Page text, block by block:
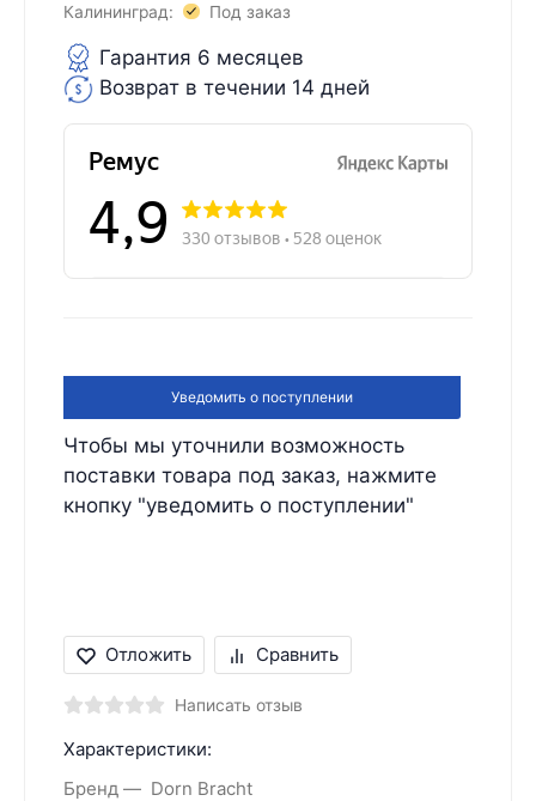
Калининград:
Под заказ
Гарантия 6 месяцев
Возврат в течении 14 дней
Уведомить о поступлении
Чтобы мы уточнили возможность
поставки товара под заказ, нажмите
кнопку "уведомить о поступлении"
Отложить Сравнить
Написать отзыв
Характеристики:
Бренд
Dorn Bracht